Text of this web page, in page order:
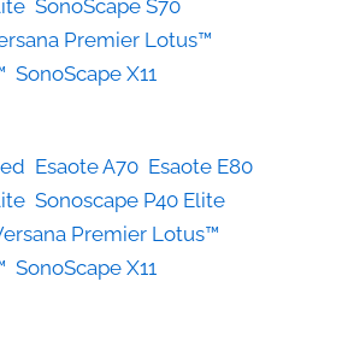
SonoScape S70
Premier Lotus™
SonoScape X11
Esaote A70 Esaote E80
Sonoscape P40 Elite
Premier Lotus™
SonoScape X11